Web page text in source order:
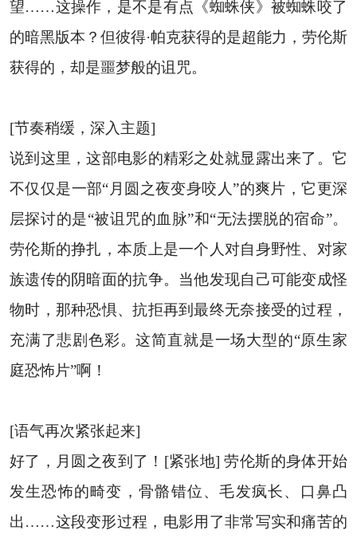
望……这操作，是不是有点《蜘蛛侠》被蜘蛛咬了
的暗黑版本？但彼得·帕克获得的是超能力，劳伦斯
获得的，却是噩梦般的诅咒。
[节奏稍缓，深入主题]
说到这里，这部电影的精彩之处就显露出来了。它
不仅仅是一部“月圆之夜变身咬人”的爽片，它更深
层探讨的是“被诅咒的血脉”和“无法摆脱的宿命”。
劳伦斯的挣扎，本质上是一个人对自身野性、对家
族遗传的阴暗面的抗争。当他发现自己可能变成怪
物时，那种恐惧、抗拒再到最终无奈接受的过程，
充满了悲剧色彩。这简直就是一场大型的“原生家
庭恐怖片”啊！
[语气再次紧张起来]
好了，月圆之夜到了！[紧张地] 劳伦斯的身体开始
发生恐怖的畸变，骨骼错位、毛发疯长、口鼻凸
出……这段变形过程，电影用了非常写实和痛苦的